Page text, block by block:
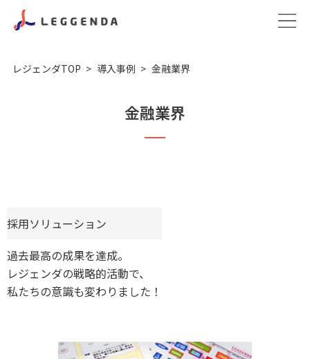
レジェンダTOP 導入事例 金融業界
金融業界
採用ソリューション
過去最高の成果を達成。
レジェンダの戦略的活動で、
私たちの意識も変わりました！